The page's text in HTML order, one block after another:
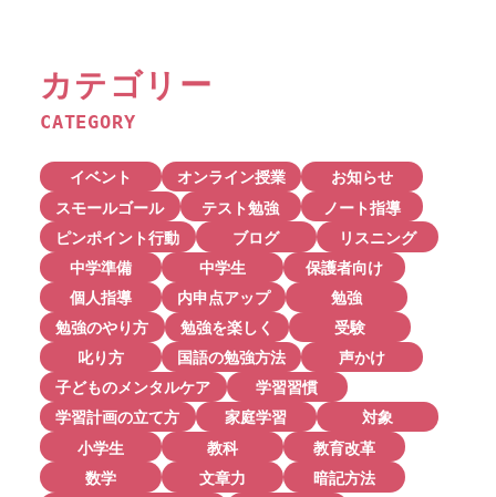
カテゴリー
CATEGORY
イベント オンライン授業
お知らせ
スモールゴール
テスト勉強
ノート指導
ピンポイント行動
ブログ
リスニング
中学準備
中学生
保護者向け
個人指導
内申点アップ
勉強
勉強のやり方
勉強を楽しく
受験
叱り方
国語の勉強方法
声かけ
子どものメンタルケア
学習習慣
学習計画の立て方
家庭学習
対象
小学生
教科
教育改革
数学
文章力
暗記方法